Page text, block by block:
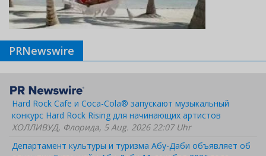
PRNewswire
Hard Rock Cafe и Coca-Cola® запускают музыкальный
конкурс Hard Rock Rising для начинающих артистов
ХОЛЛИВУД, Флорида, 5 Aug. 2026 22:07 Uhr
Департамент культуры и туризма Абу-Даби объявляет об